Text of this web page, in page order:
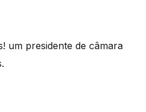
um presidente de câmara